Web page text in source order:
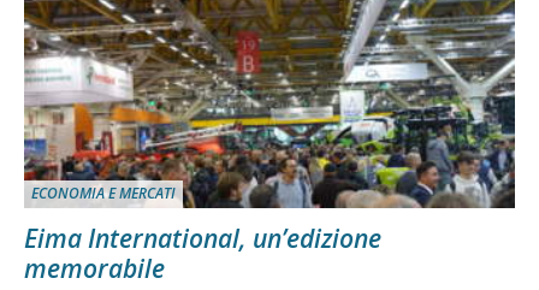
ECONOMIA E MERCATI
Eima International, un’edizione
memorabile